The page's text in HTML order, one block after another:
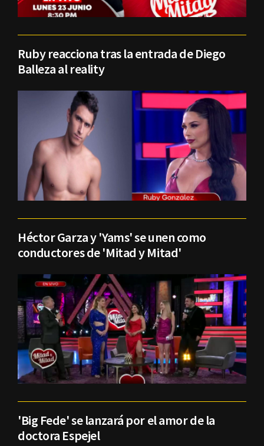
Ruby reacciona tras la entrada de Diego
Balleza al reality
Héctor Garza y 'Yams' se unen como
conductores de 'Mitad y Mitad'
'Big Fede' se lanzará por el amor de la
doctora Espejel